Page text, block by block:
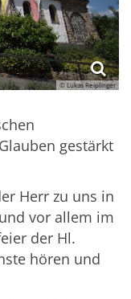
© Lukas Reiplinger
gestärkt
Herr zu uns in
vor allem im
der Hl.
hören und